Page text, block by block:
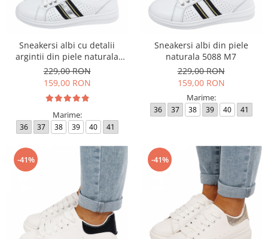
Sneakersi albi cu detalii
argintii din piele naturala
5088 M7
229,00 RON
159,00 RON
Marime:
36 37 38 39 40 41
Sneakersi albi din piele
naturala 5088 M7
229,00 RON
159,00 RON
Marime:
36 37 38 39 40 41
-41% -41%